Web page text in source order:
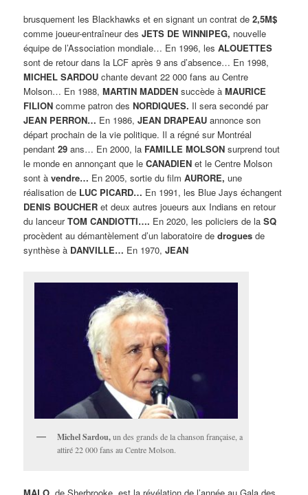
brusquement les Blackhawks et en signant un contrat de2,5M$
comme joueur-entraîneur desJETS DE WINNIPEG, nouvelle
équipe de l’Association mondiale… En 1996, lesALOUETTES
sont de retour dans la LCF après 9 ans d’absence… En 1998,
MICHEL SARDOU chante devant 22 000 fans au Centre
Molson… En 1988,MARTIN MADDEN succède àMAURICE
FILION comme patron desNORDIQUES. Il sera secondé par
JEAN PERRON… En 1986,JEAN DRAPEAU annonce son
départ prochain de la vie politique. Il a régné sur Montréal
pendant29 ans… En 2000, la FAMILLE MOLSON surprend tout
le monde en annonçant que leCANADIEN et le Centre Molson
sont àvendre… En 2005, sortie du filmAURORE, une
réalisation de LUC PICARD… En 1991, les Blue Jays échangent
DENIS BOUCHER et deux autres joueurs aux Indians en retour
du lanceurTOM CANDIOTTI…. En 2020, les policiers de laSQ
procèdent au démantèlement d’un laboratoire dedrogues de
synthèse à DANVILLE… En 1970,JEAN
Michel Sardou,un des grands de la chanson française, a
attiré 22 000 fans au Centre Molson.